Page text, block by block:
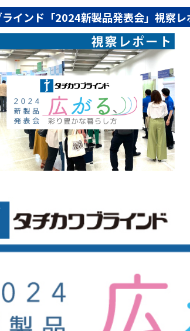
インド「2024新製品発表会」視察レ